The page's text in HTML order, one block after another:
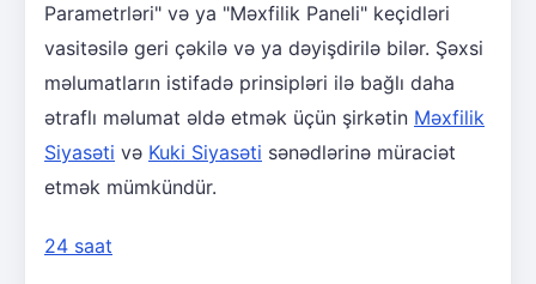
Parametrləri" və ya "Məxfilik Paneli" keçidləri
vasitəsilə geri çəkilə və ya dəyişdirilə bilər. Şəxsi
məlumatların istifadə prinsipləri ilə bağlı daha
ətraflı məlumat əldə etmək üçün şirkətin Məxfilik
Siyasəti və Kuki Siyasəti sənədlərinə müraciət
etmək mümkündür.
24 saat